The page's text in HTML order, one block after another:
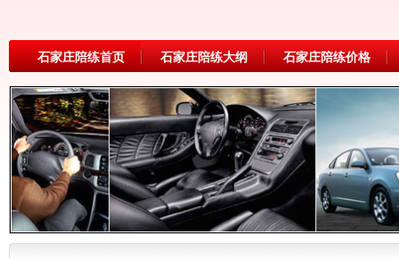
石家庄陪练首页 石家庄陪练大纲 石家庄陪练价格